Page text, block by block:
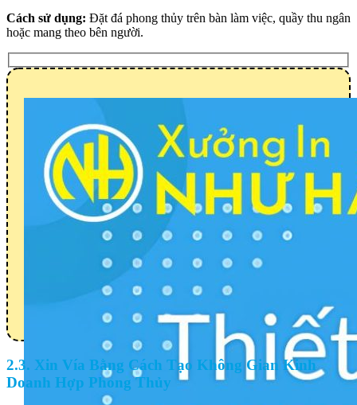
Cách sử dụng: Đặt đá phong thủy trên bàn làm việc, quầy thu ngân
hoặc mang theo bên người.
2.3. Xin Vía Bằng Cách Tạo Không Gian Kinh
Doanh Hợp Phong Thủy